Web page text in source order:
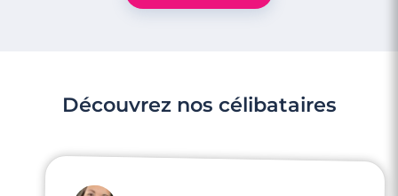
Découvrez nos célibataires